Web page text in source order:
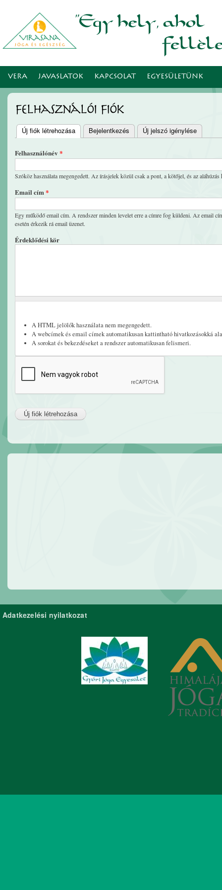
VERA JAVASLATOK KAPCSOLAT EGYESÜLETÜNK
Felhasználói fiók
Elsődleges fülek
Új fiók létrehozása (aktív fül)
Bejelentkezés Új jelszó igénylése
Felhasználónév *
Szóköz használata megengedett. Az írásjelek közül csak a pont, a kötőjel, és az aláhúzás
Email cím*
Egy működő email cím. A rendszer minden levelet erre a címre fog küldeni. Az email
esetén érkezik rá email üzenet.
Érdeklődési kör
A HTML jelölők használata nem megengedett.
A webcímek és email címek automatikusan kattintható hivatkozásokká
A sorokat és bekezdéseket a rendszer automatikusan felismeri.
Adatkezelési nyilatkozat